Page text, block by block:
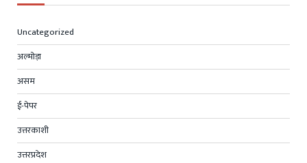
Uncategorized
अल्मोड़ा
असम
ई-पेपर
उत्तरकाशी
उत्तरप्रदेश